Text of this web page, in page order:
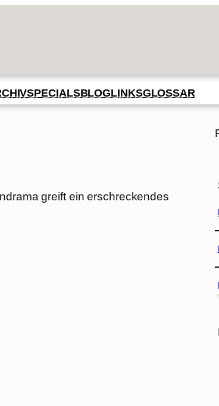
SPECIALSBLOGLINKSGLOSSAR
greift ein erschreckendes